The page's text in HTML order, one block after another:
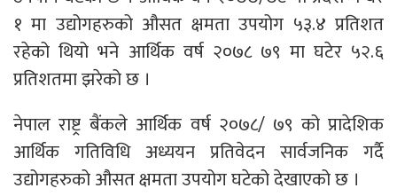
१ मा उद्योगहरुको औसत क्षमता उपयोग ५३.४ प्रतिशत
रहेको थियो भने आर्थिक वर्ष २०७८ ७९ मा घटेर ५२.६
प्रतिशतमा झरेको छ ।
नेपाल राष्ट्र बैंकले आर्थिक वर्ष २०७८/ ७९ को प्रादेशिक
आर्थिक गतिविधि अध्ययन प्रतिवेदन सार्वजनिक गर्दै
उद्योगहरुको औसत क्षमता उपयोग घटेको देखाएको छ ।